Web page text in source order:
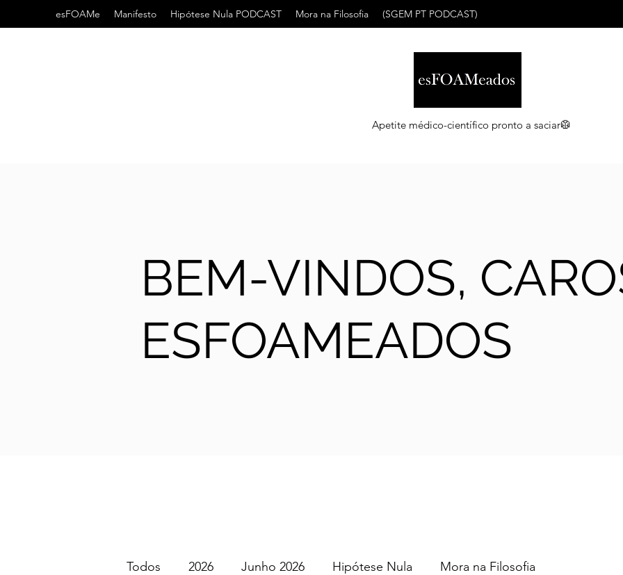
esFOAMe Manifesto Hipótese Nula PODCAST Mora na Filosofia (SGEM PT PODCAST)
Apetite médico-científico pronto a saciar🥼
BEM-VINDOS,
ESFOAMEADOS
Todos 2026 Junho 2026 Hipótese Nula Mora na Filosofia